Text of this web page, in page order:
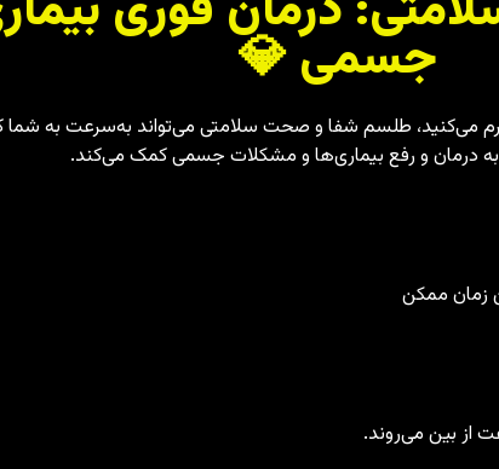
جسمی 💎
می‌کنید، طلسم شفا و صحت سلامتی می‌تواند به‌سرعت به شما
به درمان و رفع بیماری‌ها و مشکلات جسمی کمک می‌کند.
زمان ممکن
از بین می‌روند.